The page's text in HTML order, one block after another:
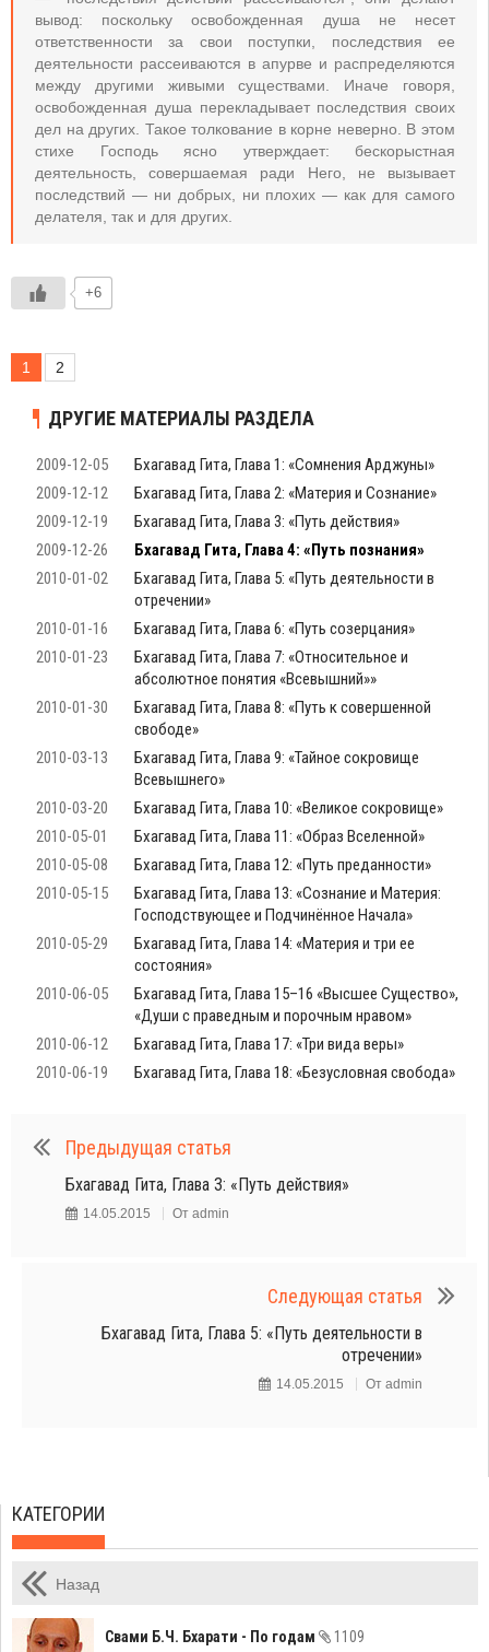
вывод: поскольку освобожденная душа не несет
ответственности за свои поступки, последствия ее
деятельности рассеиваются в апурве и распределяются
между другими живыми существами. Иначе говоря,
освобожденная душа перекладывает последствия своих
дел на других. Такое толкование в корне неверно. В этом
стихе Господь ясно утверждает: бескорыстная
деятельность, совершаемая ради Него, не вызывает
последствий — ни добрых, ни плохих — как для самого
делателя, так и для других.
+6
1 2
ДРУГИЕ МАТЕРИАЛЫ РАЗДЕЛА
2009-12-05
Бхагавад Гита, Глава 1: «Сомнения Арджуны»
2009-12-12
Бхагавад Гита, Глава 2: «Материя и Cознание»
2009-12-19
Бхагавад Гита, Глава 3: «Путь действия»
2009-12-26
Бхагавад Гита, Глава 4: «Путь познания»
2010-01-02
Бхагавад Гита, Глава 5: «Путь деятельности в
отречении»
2010-01-16
Бхагавад Гита, Глава 6: «Путь созерцания»
2010-01-23
Бхагавад Гита, Глава 7: «Относительное и
абсолютное понятия «Всевышний»»
2010-01-30
Бхагавад Гита, Глава 8: «Путь к совершенной
свободе»
2010-03-13
Бхагавад Гита, Глава 9: «Тайное сокровище
Всевышнего»
2010-03-20
Бхагавад Гита, Глава 10: «Великое сокровище»
2010-05-01
Бхагавад Гита, Глава 11: «Образ Вселенной»
2010-05-08
Бхагавад Гита, Глава 12: «Путь преданности»
2010-05-15
Бхагавад Гита, Глава 13: «Сознание и Материя:
Господствующее и Подчинённое Начала»
2010-05-29
Бхагавад Гита, Глава 14: «Материя и три ее
состояния»
2010-06-05
Бхагавад Гита, Глава 15–16 «Высшее Существо»,
«Души с праведным и порочным нравом»
2010-06-12
Бхагавад Гита, Глава 17: «Три вида веры»
2010-06-19
Бхагавад Гита, Глава 18: «Безусловная свобода»
Предыдущая статья
Бхагавад Гита, Глава 3: «Путь действия»
14.05.2015 От admin
Следующая статья
Бхагавад Гита, Глава 5: «Путь деятельности в
отречении»
14.05.2015 От admin
КАТЕГОРИИ
Назад
Свами Б.Ч. Бхарати - По годам
1109